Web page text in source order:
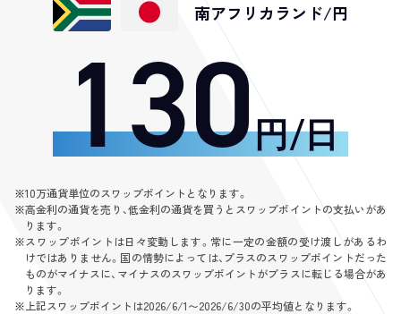
南アフリカランド/円
130円/日
※10万通貨単位のスワップポイントとなります。
※高金利の通貨を売り、低金利の通貨を買うとスワップポイントの支払いがあ
ります。
※スワップポイントは日々変動します。常に一定の金額の受け渡しがあるわ
けではありません。国の情勢によっては、プラスのスワップポイントだった
ものがマイナスに、マイナスのスワップポイントがプラスに転じる場合があ
ります。
※ 上記スワップポイントは2026/6/1〜2026/6/30の平均値となります。